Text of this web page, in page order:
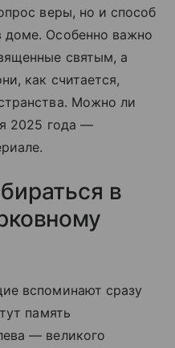
веры, но и способ
доме. Особенно важно
святым, а
как считается,
Можно ли
2025 года —
в
вспоминают сразу
память
— великого